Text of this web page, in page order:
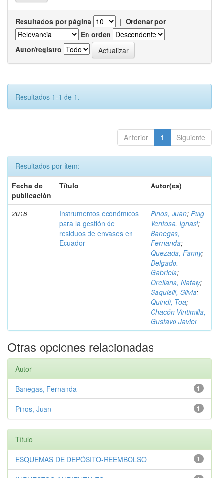
Resultados por página | Ordenar por
En orden
Autor/registro
Resultados 1-1 de 1.
Anterior 1 Siguiente
Resultados por ítem:
Fecha de
publicación
Título Autor(es)
2018
Instrumentos económicos
para la gestión de
residuos de envases en
Ecuador
Pinos, Juan; Puig
Ventosa, Ignasi;
Banegas,
Fernanda;
Quezada, Fanny;
Delgado,
Gabriela;
Orellana, Nataly;
Saquisilí, Silvia;
Quindi, Toa;
Chacón Vintimilla,
Gustavo Javier
Otras opciones relacionadas
Autor
1
Banegas, Fernanda
1
Pinos, Juan
Título
1
ESQUEMAS DE DEPÓSITO-REEMBOLSO